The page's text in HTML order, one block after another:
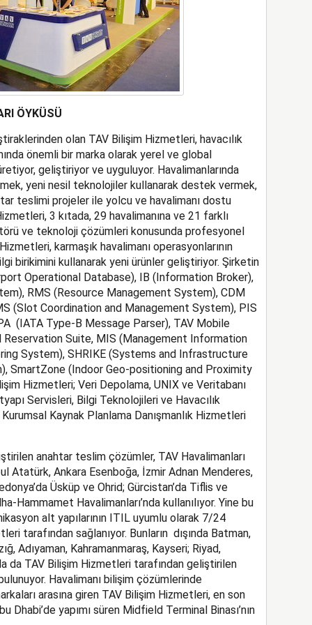
ÖYKÜSÜ
olan TAV Bilişim Hizmetleri, havacılık
önemli bir marka olarak yerel ve global
geliştiriyor ve uyguluyor. Havalimanlarında
yeni nesil teknolojiler kullanarak destek vermek,
teslimi projeler ile yolcu ve havalimanı dostu
3 kıtada, 29 havalimanına ve 21 farklı
ve teknoloji çözümleri konusunda profesyonel
karmaşık havalimanı operasyonlarının
birikimini kullanarak yeni ürünler geliştiriyor. Şirketin
Operational Database), IB (Information Broker),
RMS (Resource Management System), CDM
(Slot Coordination and Management System), PIS
(IATA Type-B Message Parser), TAV Mobile
Suite, MIS (Management Information
System), SHRIKE (Systems and Infrastructure
SmartZone (Indoor Geo-positioning and Proximity
Hizmetleri; Veri Depolama, UNIX ve Veritabanı
Servisleri, Bilgi Teknolojileri ve Havacılık
Kaynak Planlama Danışmanlık Hizmetleri
anahtar teslim çözümler, TAV Havalimanları
Atatürk, Ankara Esenboğa, İzmir Adnan Menderes,
Üsküp ve Ohrid; Gürcistan’da Tiflis ve
Hammamet Havalimanları’nda kullanılıyor. Yine bu
alt yapılarının ITIL uyumlu olarak 7/24
tarafından sağlanıyor. Bunların dışında Batman,
Adıyaman, Kahramanmaraş, Kayseri; Riyad,
da TAV Bilişim Hizmetleri tarafından geliştirilen
Havalimanı bilişim çözümlerinde
arasına giren TAV Bilişim Hizmetleri, en son
Dhabi’de yapımı süren Midfield Terminal Binası’nın